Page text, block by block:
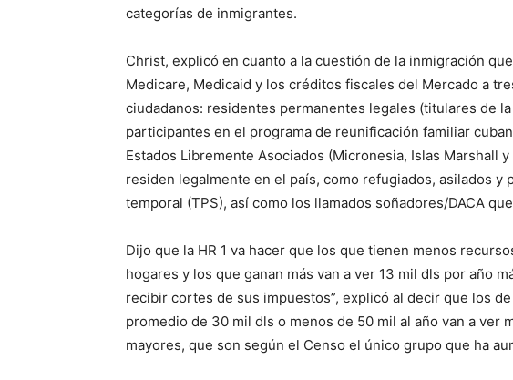
categorías de inmigrantes.
Christ, explicó en cuanto a la cuestión de la inmigración
Medicare, Medicaid y los créditos fiscales del Mercado a
ciudadanos: residentes permanentes legales (titulares de
participantes en el programa de reunificación familiar
Estados Libremente Asociados (Micronesia, Islas Marshall
residen legalmente en el país, como refugiados, asilados y
temporal (TPS), así como los llamados soñadores/DACA
Dijo que la HR 1 va hacer que los que tienen menos
hogares y los que ganan más van a ver 13 mil dls por año
recibir cortes de sus impuestos”, explicó al decir que los
promedio de 30 mil dls o menos de 50 mil al año van a ver
mayores, que son según el Censo el único grupo que ha